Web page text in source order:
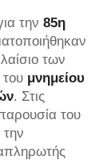
την 85η
των
μνημείου
. Στις
του